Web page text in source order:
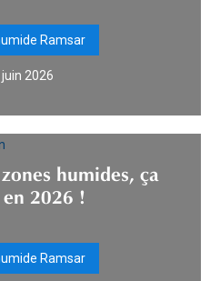
Ramsar
2026
humides, ça
2026 !
Ramsar